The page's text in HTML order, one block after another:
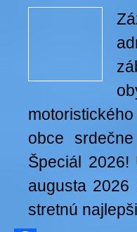
obce
Špeciál
augusta
stretnú